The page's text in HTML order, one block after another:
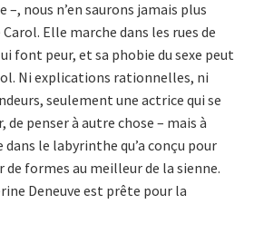
–, nous n’en saurons jamais plus
Elle marche dans les rues de
font peur, et sa phobie du sexe peut
Ni explications rationnelles, ni
seulement une actrice qui se
de penser à autre chose – mais à
dans le labyrinthe qu’a conçu pour
formes au meilleur de la sienne.
Deneuve est prête pour la